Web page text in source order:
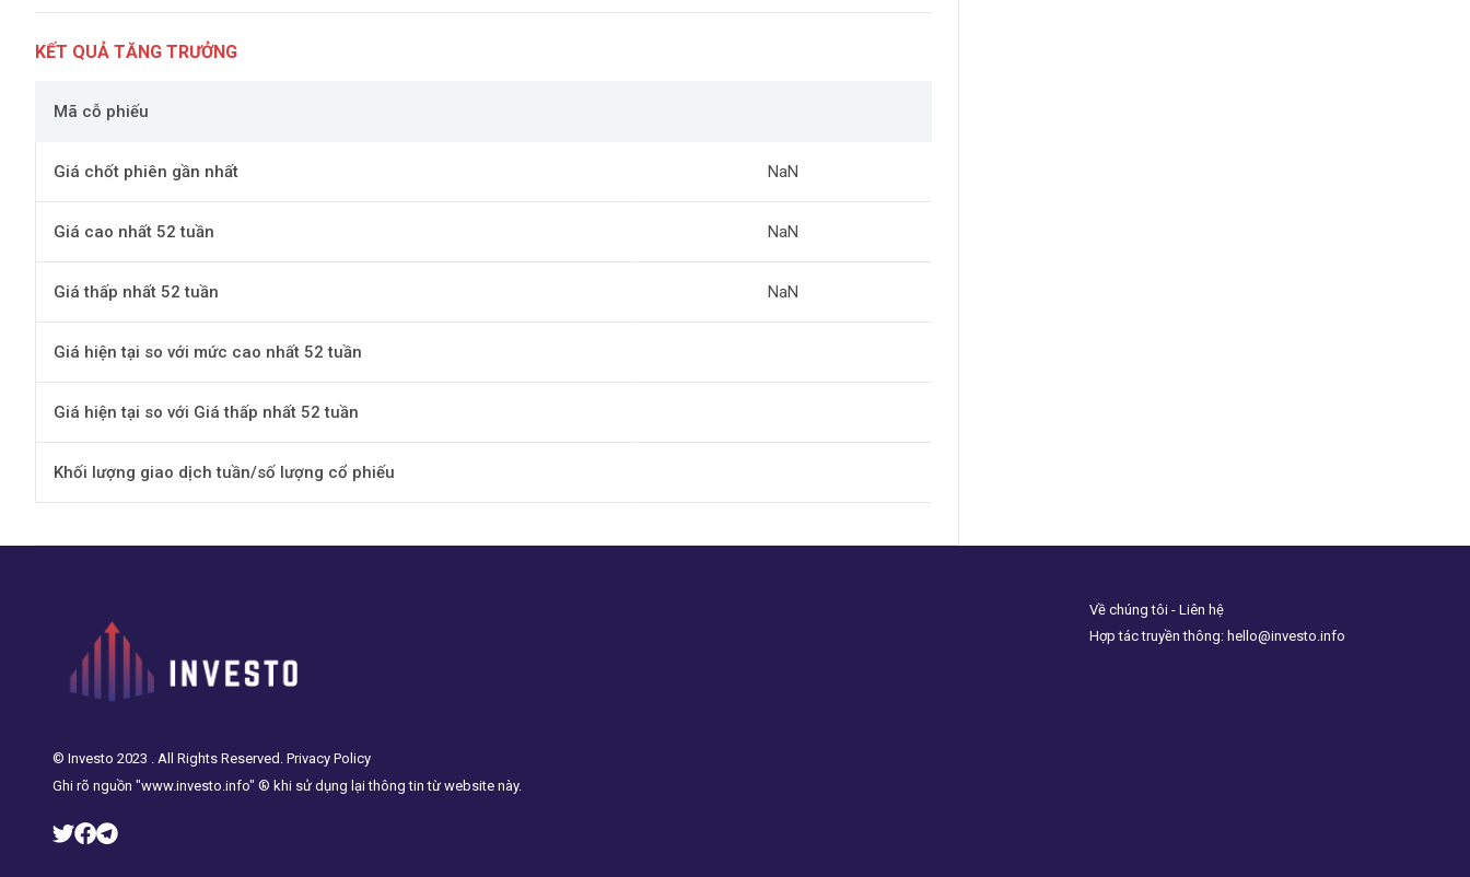
KẾT QUẢ TĂNG TRƯỞNG
Mã cỗ phiếu
Giá chốt phiên gần nhất NaN
Giá cao nhất 52 tuần NaN
Giá thấp nhất 52 tuần NaN
Giá hiện tại so với mức cao nhất 52 tuần
Giá hiện tại so với Giá thấp nhất 52 tuần
Khối lượng giao dịch tuần/số lượng cổ phiếu
© Investo 2023 . All Rights Reserved. Privacy Policy
Ghi rõ nguồn "www.investo.info" ® khi sử dụng lại thông tin từ website này.
Về chúng tôi - Liên hệ
Hợp tác truyền thông: hello@investo.info